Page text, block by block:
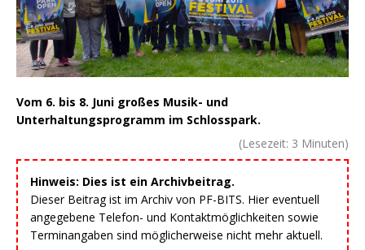
Vom 6. bis 8. Juni großes Musik- und
Unterhaltungsprogramm im Schlosspark.
(Lesezeit: 3 Minuten)
Hinweis: Dies ist ein Archivbeitrag.
Dieser Beitrag ist im Archiv von PF-BITS. Hier eventuell
angegebene Telefon- und Kontaktmöglichkeiten sowie
Terminangaben sind möglicherweise nicht mehr aktuell.